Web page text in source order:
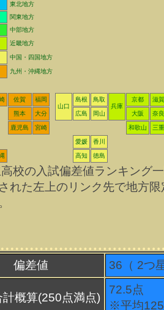
東北地方
関東地方
中部地方
近畿地方
中国・四国地方
九州・沖縄地方
佐賀
福岡
山口
島根
鳥取
兵庫
京都 滋賀
熊本 大分 広島 岡山 大阪 奈良
鹿児島 宮崎 和歌山 三重
愛媛 香川
高知 徳島
の入試偏差値ランキング
れた左上のリンク先で地方
偏差値 36（ 2つ
概算(250点満点)
72.5点
※平均125